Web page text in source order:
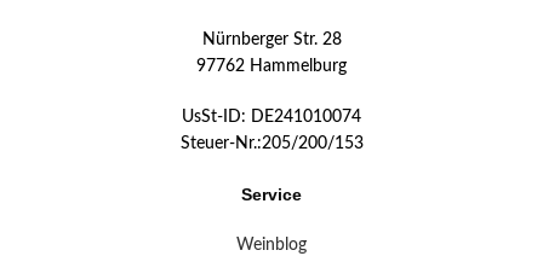
Nürnberger Str. 28
97762 Hammelburg
UsSt-ID: DE241010074
Steuer-Nr.:205/200/153
Service
Weinblog